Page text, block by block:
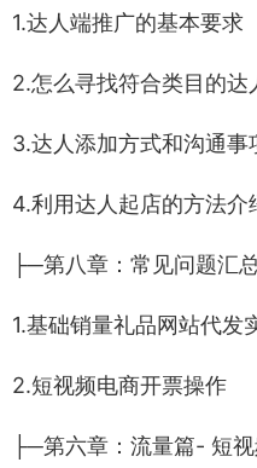
1.达人端推广的基本要求
2.怎么寻找符合类目的达
3.达人添加方式和沟通事
4.利用达人起店的方法介
├─第八章：常见问题汇
1.基础销量礼品网站代发
2.短视频电商开票操作
├─第六章：流量篇- 短